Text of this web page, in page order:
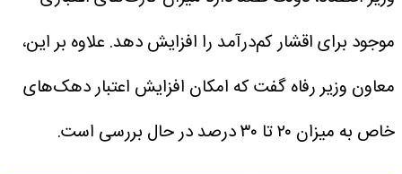
موجود برای اقشار کم‌درآمد را افزایش دهد. علاوه بر این،
معاون وزیر رفاه گفت که امکان افزایش اعتبار دهک‌های
خاص به میزان ۲۰ تا ۳۰ درصد در حال بررسی است.